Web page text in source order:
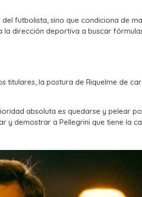
futbolista, sino que condiciona de
la dirección deportiva a buscar
titulares, la postura de Riquelme de
absoluta es quedarse y pelear
y demostrar a Pellegrini que tiene la